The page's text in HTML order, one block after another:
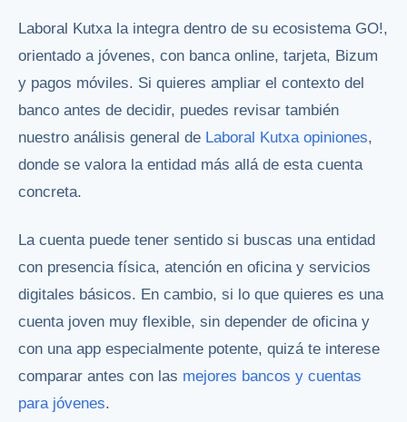
Laboral Kutxa la integra dentro de su ecosistema GO!,
orientado a jóvenes, con banca online, tarjeta, Bizum
y pagos móviles. Si quieres ampliar el contexto del
banco antes de decidir, puedes revisar también
nuestro análisis general de Laboral Kutxa opiniones,
donde se valora la entidad más allá de esta cuenta
concreta.
La cuenta puede tener sentido si buscas una entidad
con presencia física, atención en oficina y servicios
digitales básicos. En cambio, si lo que quieres es una
cuenta joven muy flexible, sin depender de oficina y
con una app especialmente potente, quizá te interese
comparar antes con las mejores bancos y cuentas
para jóvenes.